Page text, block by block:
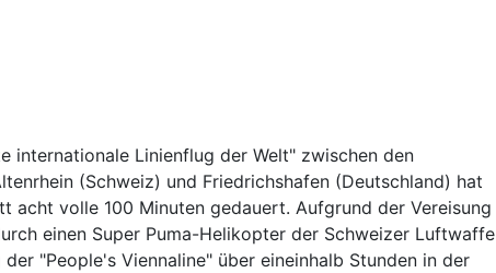
internationale Linienflug der Welt" zwischen den
(Schweiz) und Friedrichshafen (Deutschland) hat
acht volle 100 Minuten gedauert. Aufgrund der Vereisung
einen Super Puma-Helikopter der Schweizer Luftwaffe
"People's Viennaline" über eineinhalb Stunden in der